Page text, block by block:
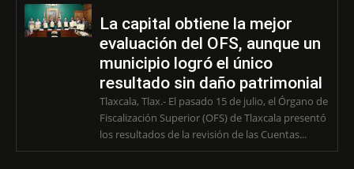
La capital obtiene la mejor
evaluación del OFS, aunque un
municipio logró el único
resultado sin daño patrimonial
Tlaxcala, Tlax.- El pasado 15 de julio, el Órgano de
Fiscalización Superior (OFS) de Tlaxcala presentó
los resultados de la revisión de las Cuentas...